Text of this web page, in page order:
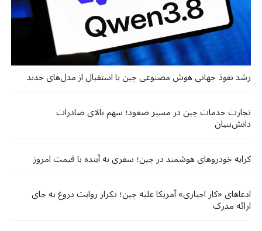
رشد نفوذ جهانی هوش مصنوعی چین با استقبال از مدل‌های جدید
تجارت خدمات چین در مسیر صعود؛ سهم بالای صادرات
دانش‌بنیان
کرایه خودروهای هوشمند در چین؛ سفری به آینده با قیمت امروز
ادعاهای «کار اجباری» آمریکا علیه چین؛ تکرار روایت دروغ به جای
ارائه مدرک